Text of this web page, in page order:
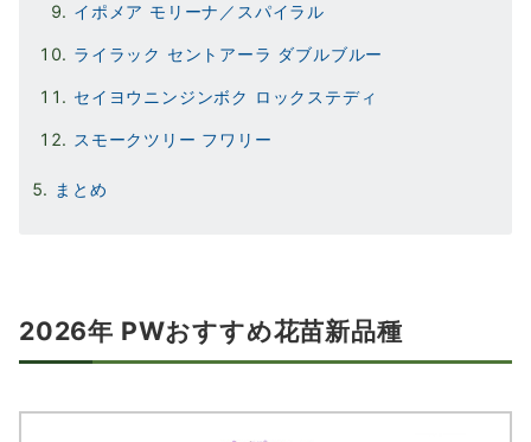
イポメア モリーナ／スパイラル
ライラック セントアーラ ダブルブルー
セイヨウニンジンボク ロックステディ
スモークツリー フワリー
まとめ
2026年 PWおすすめ花苗新品種